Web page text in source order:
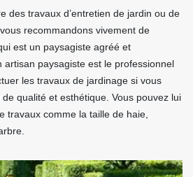
des travaux d’entretien de jardin ou de
recommandons vivement de
est un paysagiste agréé et
artisan paysagiste est le professionnel
les travaux de jardinage si vous
qualité et esthétique. Vous pouvez lui
travaux comme la taille de haie,